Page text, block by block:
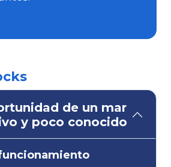
de un mar
y poco conocido